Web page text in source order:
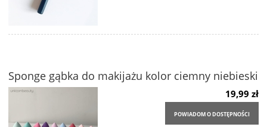
Sponge gąbka do makijażu kolor ciemny niebieski
19,99 zł
POWIADOM O DOSTĘPNOŚCI